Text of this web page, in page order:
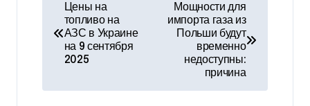
и
Цены на
топливо на
АЗС в Украине
на 9 сентября
2025
Мощности для
импорта газа из
Польши будут
временно
недоступны:
причина